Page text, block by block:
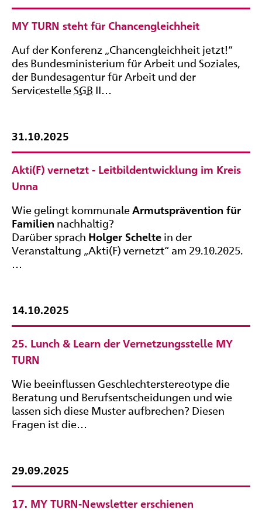
MY TURN steht für Chancengleichheit
Auf der Konferenz „Chancengleichheit jetzt!“
des Bundesministerium für Arbeit und Soziales,
der Bundesagentur für Arbeit und der
ServicestelleSGB II…
31.10.2025
Akti(F) vernetzt - Leitbildentwicklung im Kreis
Unna
Wie gelingt kommunaleArmutsprävention für
Familien nachhaltig?
Darüber sprach Holger Schelte in der
Veranstaltung „Akti(F) vernetzt“ am 29.10.2025.
…
14.10.2025
25. Lunch & Learn der Vernetzungsstelle MY
TURN
Wie beeinflussen Geschlechterstereotype die
Beratung und Berufsentscheidungen und wie
lassen sich diese Muster aufbrechen? Diesen
Fragen ist die…
29.09.2025
17. MY TURN-Newsletter erschienen